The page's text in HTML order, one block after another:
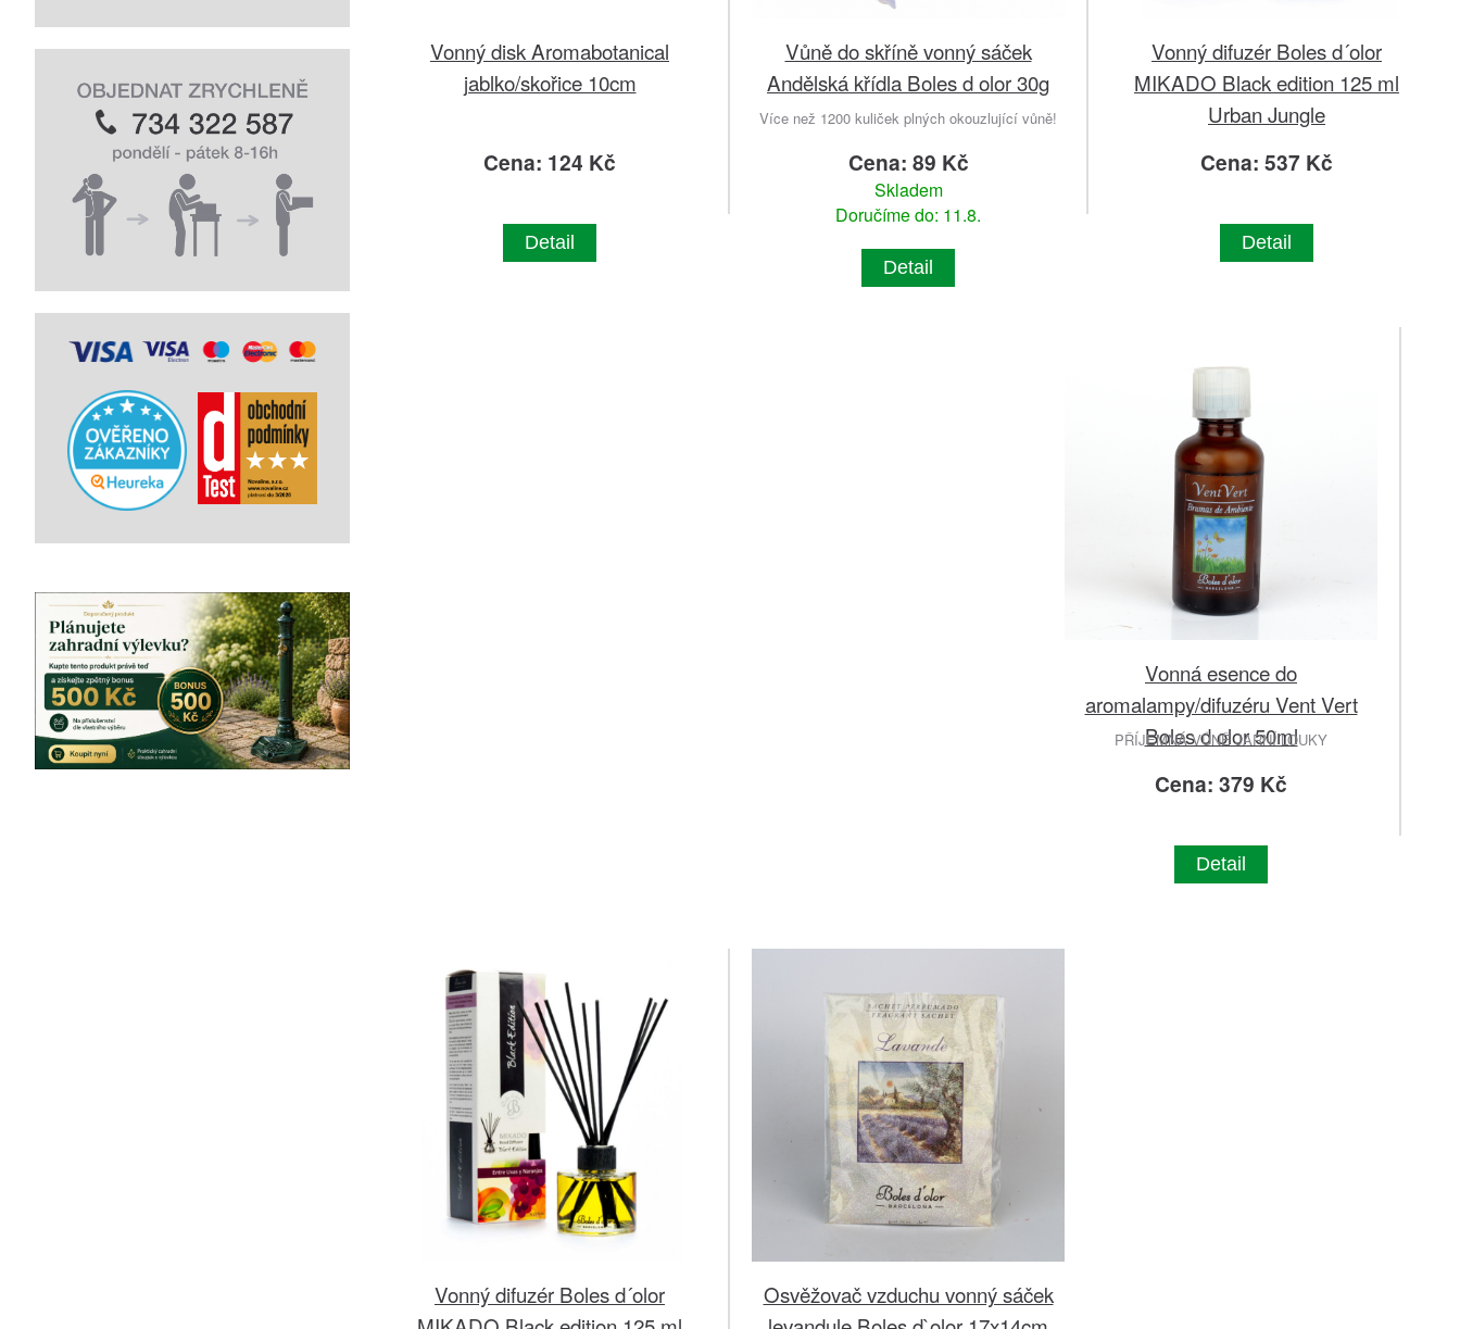
Vonný disk Aromabotanical
jablko/skořice 10cm
Cena: 124 Kč
Detail
Vůně do skříně vonný sáček
Andělská křídla Boles d olor 30g
Více než 1200 kuliček plných okouzlující vůně!
Cena: 89 Kč
Skladem
Doručíme do: 11.8.
Detail
Vonný difuzér Boles d´olor
MIKADO Black edition 125 ml
Urban Jungle
Cena: 537 Kč
Detail
Vonná esence do
aromalampy/difuzéru Vent Vert
Boles d olor 50ml
PŘÍJEMNÁ VŮNĚ JARNÍ LOUKY
Cena: 379 Kč
Detail
Vonný difuzér Boles d´olor
Osvěžovač vzduchu vonný sáček